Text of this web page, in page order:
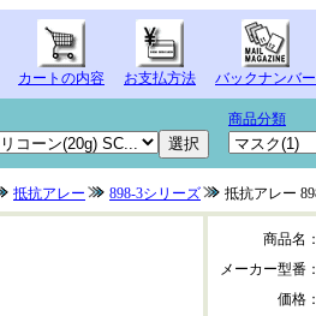
カートの内容 お支払方法 バックナンバー
商品分類
抵抗アレー 898-3シリーズ 抵抗アレー
商品名
メーカー型番
価格